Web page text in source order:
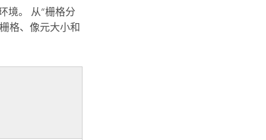
境。 从“栅格分
格、像元大小和